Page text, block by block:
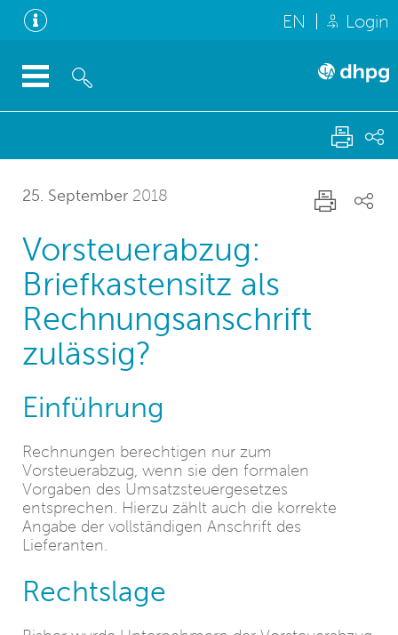
EN Login
25. September 2018
Vorsteuerabzug:
Briefkastensitz als
Rechnungsanschrift
zulässig?
Einführung
Rechnungen berechtigen nur zum
Vorsteuerabzug, wenn sie den formalen
Vorgaben des Umsatzsteuergesetzes
entsprechen. Hierzu zählt auch die korrekte
Angabe der vollständigen Anschrift des
Lieferanten.
Rechtslage